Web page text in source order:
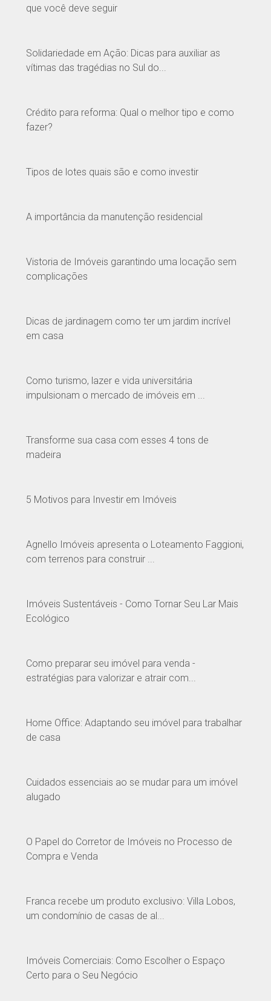
que você deve seguir
Solidariedade em Ação: Dicas para auxiliar as
vítimas das tragédias no Sul do...
Crédito para reforma: Qual o melhor tipo e como
fazer?
Tipos de lotes quais são e como investir
A importância da manutenção residencial
Vistoria de Imóveis garantindo uma locação sem
complicações
Dicas de jardinagem como ter um jardim incrível
em casa
Como turismo, lazer e vida universitária
impulsionam o mercado de imóveis em ...
Transforme sua casa com esses 4 tons de
madeira
5 Motivos para Investir em Imóveis
Agnello Imóveis apresenta o Loteamento Faggioni,
com terrenos para construir ...
Imóveis Sustentáveis - Como Tornar Seu Lar Mais
Ecológico
Como preparar seu imóvel para venda -
estratégias para valorizar e atrair com...
Home Office: Adaptando seu imóvel para trabalhar
de casa
Cuidados essenciais ao se mudar para um imóvel
alugado
O Papel do Corretor de Imóveis no Processo de
Compra e Venda
Franca recebe um produto exclusivo: Villa Lobos,
um condomínio de casas de al...
Imóveis Comerciais: Como Escolher o Espaço
Certo para o Seu Negócio